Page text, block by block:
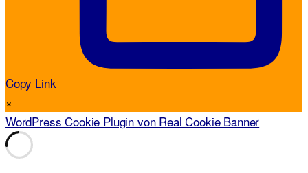
Copy Link
×
WordPress Cookie Plugin von Real Cookie Banner